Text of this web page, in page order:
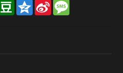
DoubanQzoneSina
Weibo
Message